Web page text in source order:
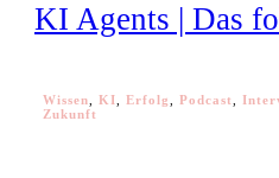
KI Agents | Das
Wissen KI Erfolg Podcast
Zukunft